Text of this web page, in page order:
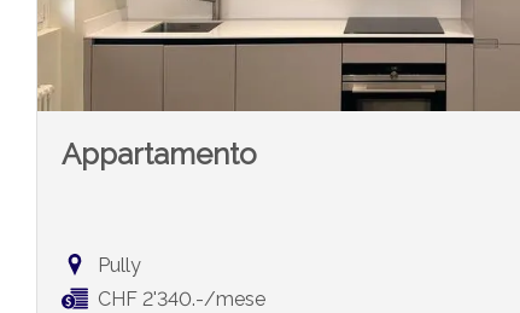
Appartamento
Pully
CHF 2'340.-/mese